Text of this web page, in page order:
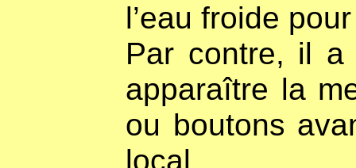
l’eau froide
Par contre, il a
apparaître la
ou boutons
local.